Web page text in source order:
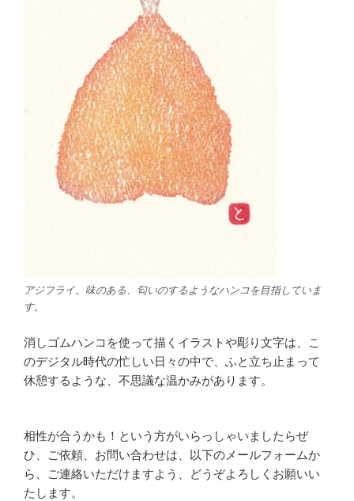
アジフライ。味のある、匂いのするようなハンコを目指していま
す。
消しゴムハンコを使って描くイラストや彫り文字は、こ
のデジタル時代の忙しい日々の中で、ふと立ち止まって
休憩するような、不思議な温かみがあります。
相性が合うかも！という方がいらっしゃいましたらぜ
ひ、ご依頼、お問い合わせは、以下のメールフォームか
ら、ご連絡いただけますよう、どうぞよろしくお願いい
たします。